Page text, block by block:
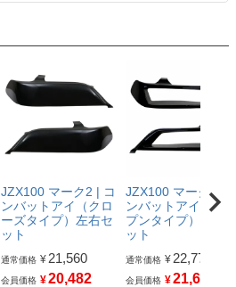
JZX100 マーク2 | コ
ンバットアイ（クロ
ーズタイプ）左右セ
ット
通常価格 ¥ 21,560
会員価格 ¥20,482
JZX100 マーク2 |
ンバットアイ（オ
プンタイプ）左右
ット
通常価格 ¥ 22,770
会員価格 ¥21,631